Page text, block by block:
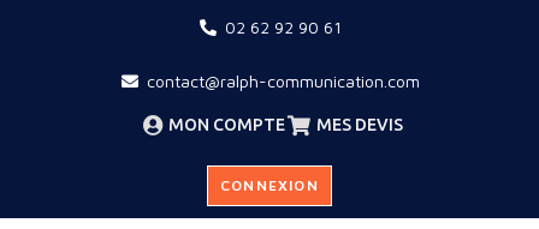
02 62 92 90 61
contact@ralph-communication.com
MON COMPTE MES DEVIS
CONNEXION